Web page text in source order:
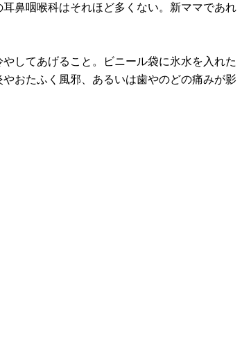
鼻咽喉科はそれほど多くない。新ママであれ
してあげること。ビニール袋に氷水を入れた
おたふく風邪、あるいは歯やのどの痛みが影